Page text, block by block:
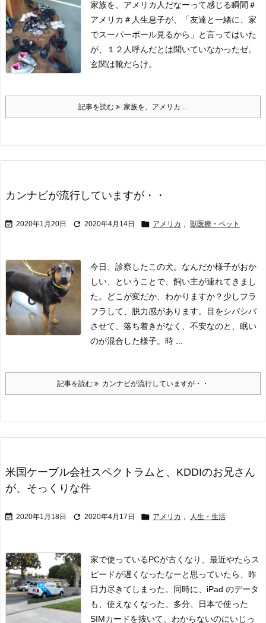
家族を、アメリカ人だなーって感じる瞬間 ＃
アメリカ ＃人生息子が、「友達と一緒に、家
でスーパーボール見るから」と言ってはいた
が、１２人呼んだとは聞いていなかったゼ。
玄関は靴だらけ。
記事を読む 家族を、アメリカ ...
カンナビが流行していますが・・
 2020年1月20日  2020年4月14日  アメリカ , 獣医療・ペット
今日、診察したこの犬。なんだか様子がおか
しい、ということで、飼い主が連れてきまし
た。どこが変だか、わかりますか？ 少しフラ
フラして、脱力感があります。目をシバシバ
させて、落ち着きがなく、不安なのと、眠い
のが混合した様子。時 ...
記事を読む カンナビが流行していますが・・
米国ケーブル会社スペクトラムと、KDDIのお兄さん
が、そっくりな件
 2020年1月18日  2020年4月17日  アメリカ , 人生・生活
家で使っているPCが古くなり、最近やたらス
ピードが遅くなったなーと思っていたら、昨
日力尽きてしまった。同時に、iPad のデータ
も、使えなくなった。多分、日本で使った
SIMカードを抜いて、わからないのにいじっ